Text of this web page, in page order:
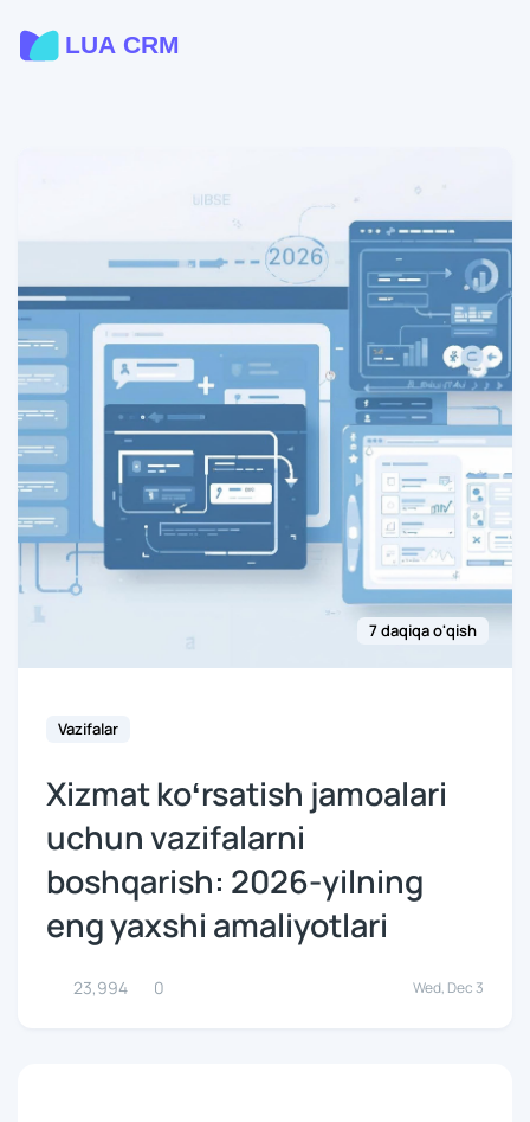
7 daqiqa o'qish
Vazifalar
Xizmat koʻrsatish jamoalari
uchun vazifalarni
boshqarish: 2026-yilning
eng yaxshi amaliyotlari
23,994 0 Wed, Dec 3